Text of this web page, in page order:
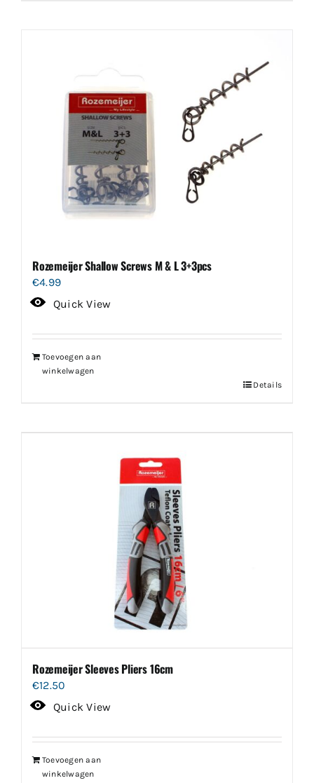
Rozemeijer Shallow Screws M & L 3+3pcs
€4.99
Quick View
Toevoegen aan
winkelwagen
Details
Rozemeijer Sleeves Pliers 16cm
€12.50
Quick View
Toevoegen aan
winkelwagen